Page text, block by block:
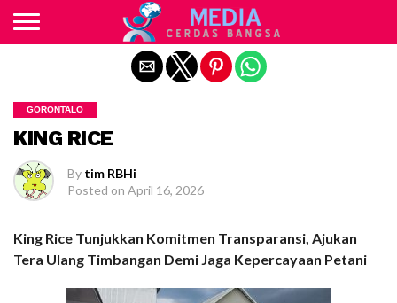
GORONTALO
KING RICE
By tim RBHi
Posted on April 16, 2026
King Rice Tunjukkan Komitmen Transparansi, Ajukan
Tera Ulang Timbangan Demi Jaga Kepercayaan Petani
Exit mobile version